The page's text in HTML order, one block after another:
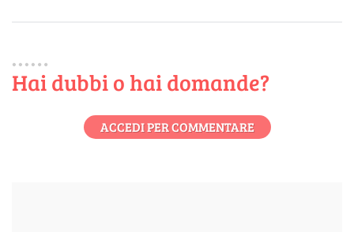
Hai dubbi o hai domande?
ACCEDI PER COMMENTARE